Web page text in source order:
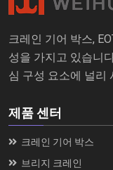
크레인 기어 박스,
성을 가지고 있습니
심 구성 요소에 널리
제품 센터
크레인 기어 박스
브리지 크레인